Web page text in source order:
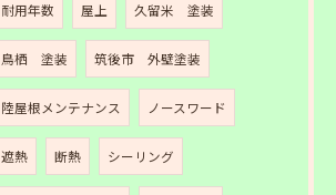
耐用年数 屋上 久留米 塗装
鳥栖 塗装 筑後市 外壁塗装
陸屋根メンテナンス ノースワード
遮熱 断熱 シーリング